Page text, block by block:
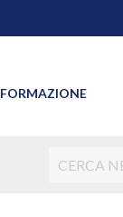
FORMAZIONE